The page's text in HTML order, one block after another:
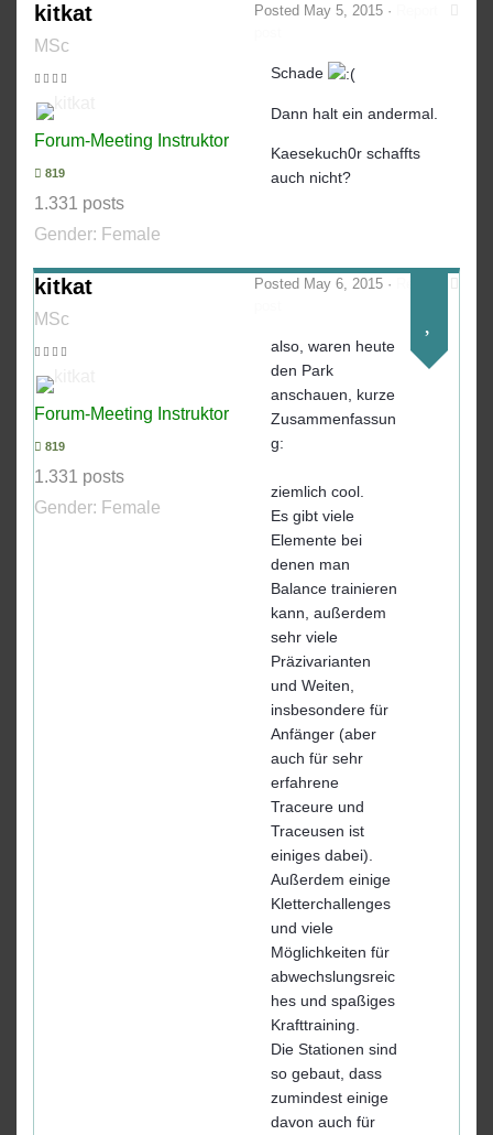
kitkat
MSc
Forum-Meeting Instruktor
819
1.331 posts
Gender: Female
Posted May 5, 2015 ·
Schade
Dann halt ein andermal.
Kaesekuch0r schaffts
auch nicht?
kitkat
MSc
Forum-Meeting Instruktor
819
1.331 posts
Gender: Female
Posted May 6, 2015 ·
also, waren heute
den Park
anschauen, kurze
Zusammenfassun
g:
ziemlich cool.
Es gibt viele
Elemente bei
denen man
Balance trainieren
kann, außerdem
sehr viele
Präzivarianten
und Weiten,
insbesondere für
Anfänger (aber
auch für sehr
erfahrene
Traceure und
Traceusen ist
einiges dabei).
Außerdem einige
Kletterchallenges
und viele
Möglichkeiten für
abwechslungsreic
hes und spaßiges
Krafttraining.
Die Stationen sind
so gebaut, dass
zumindest einige
davon auch für